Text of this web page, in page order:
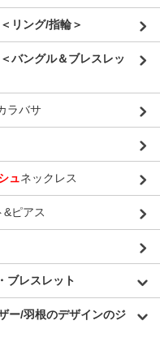
リング/指輪＞
バングル＆ブレスレッ
ラバサ
ュネックレス
&ピアス
ブレスレット
ー/羽根のデザインのジ